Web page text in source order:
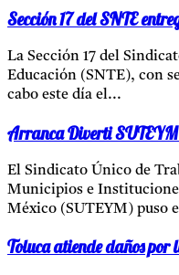
Sección 17 del SNTE
La Sección 17 del
Educación (SNTE), con
cabo este día el...
Arranca Diverti
El Sindicato Único de
Municipios e
México (SUTEYM) puso
Toluca atiende daños por